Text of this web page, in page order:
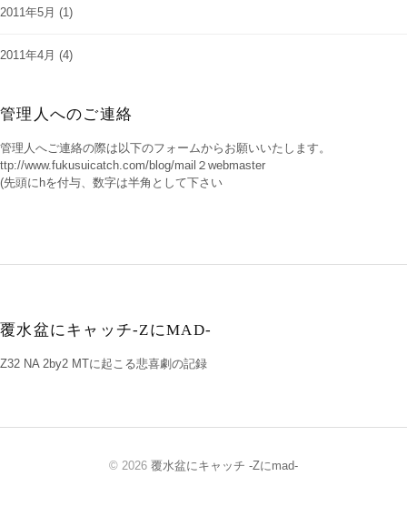
2011年5月 (1)
2011年4月 (4)
管理人へのご連絡
管理人へご連絡の際は以下のフォームからお願いいたします。
ttp://www.fukusuicatch.com/blog/mail２webmaster
(先頭にhを付与、数字は半角として下さい
覆水盆にキャッチ-ZにMAD-
Z32 NA 2by2 MTに起こる悲喜劇の記録
© 2026 覆水盆にキャッチ -Zにmad-